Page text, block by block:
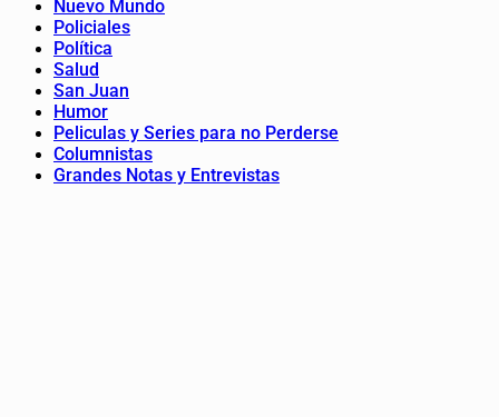
Nuevo Mundo
Policiales
Política
Salud
San Juan
Humor
Peliculas y Series para no Perderse
Columnistas
Grandes Notas y Entrevistas